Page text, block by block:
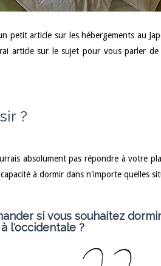
petit article sur les hébergements au
article sur le sujet pour vous parler de
?
absolument pas répondre à votre
à dormir dans n'importe quelles
si vous souhaitez
l'occidentale ?